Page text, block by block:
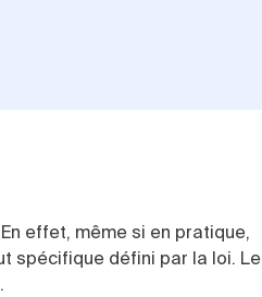
effet, même si en pratique,
spécifique défini par la loi. Le